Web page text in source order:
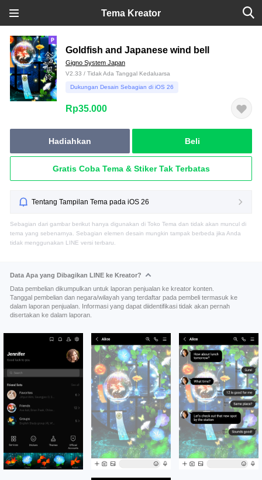
Tema Kreator
Goldfish and Japanese wind bell
Gigno System Japan
V2.33 / Tidak Ada Tanggal Kedaluarsa
Dukungan Desain Sebagian di iOS 26
Rp35.000
Hadiahkan Beli
Gratis Coba Tema & Stiker Tak Terbatas
Tentang Tampilan Tema pada iOS 26
Sebagian dari gambar berikut hanya digunakan di Toko Tema dan tidak akan muncul di
tema yang sebenarnya. Sebagian elemen desain mungkin tampak berbeda jika Anda
tidak menggunakan LINE versi terbaru.
Data Apa yang Dibagikan LINE ke Kreator?
Data pembelian dikumpulkan untuk laporan penjualan ke kreator konten.
Tanggal pembelian dan negara/wilayah yang terdaftar pada pembeli termasuk ke
dalam laporan penjualan. Informasi yang dapat diidentifikasi tidak akan pernah
disertakan ke dalam laporan.